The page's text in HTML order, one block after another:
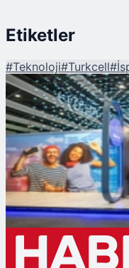
Etiketler
#Teknoloji#Turkcell#
Şu An Okunan
Turkcell'den MWC 2026'da
İmzalar